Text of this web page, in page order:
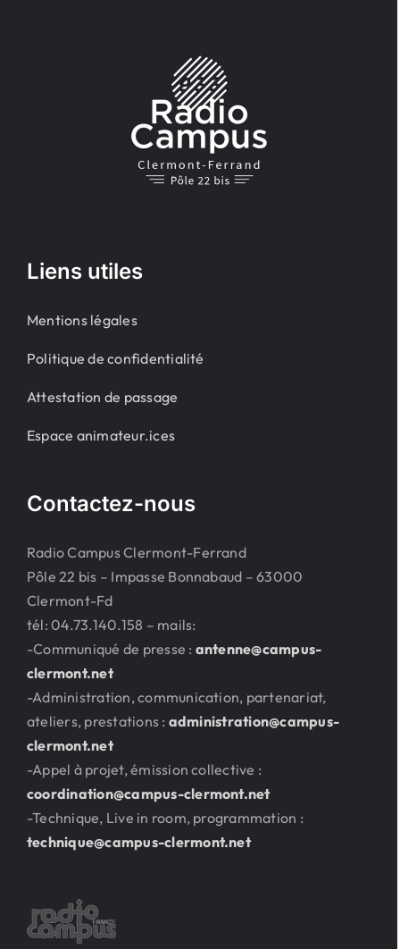
Liens utiles
Mentions légales
Politique de confidentialité
Attestation de passage
Espace animateur.ices
Contactez-nous
Radio Campus Clermont-Ferrand
Pôle 22 bis – Impasse Bonnabaud – 63000
Clermont-Fd
tél: 04.73.140.158 – mails:
-Communiqué de presse : antenne@campus-
clermont.net
-Administration, communication, partenariat,
ateliers, prestations : administration@campus-
clermont.net
-Appel à projet, émission collective :
coordination@campus-clermont.net
-Technique, Live in room, programmation :
technique@campus-clermont.net